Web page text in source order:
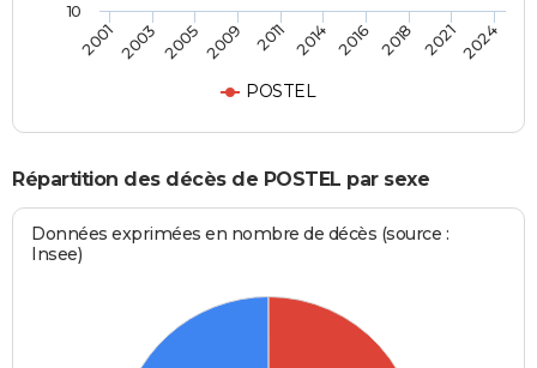
POSTEL
20012003 20052009 2011 2014 2016 2018 20212024
10
Répartition des décès de POSTEL par sexe
Données exprimées en nombre de décès (source :
Insee)